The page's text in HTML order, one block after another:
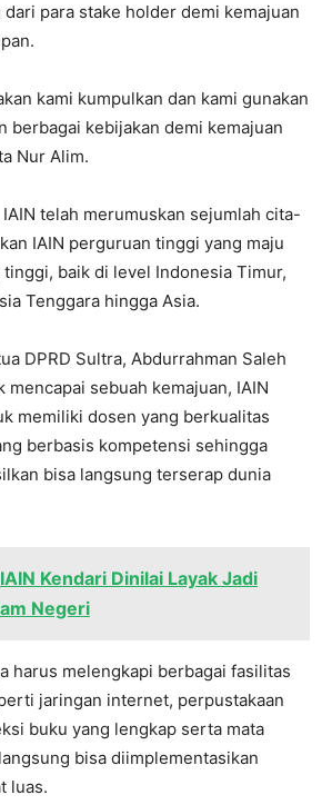
para stake holder demi kemajuan
kami kumpulkan dan kami gunakan
berbagai kebijakan demi kemajuan
Nur Alim.
telah merumuskan sejumlah cita-
IAIN perguruan tinggi yang maju
baik di level Indonesia Timur,
Tenggara hingga Asia.
DPRD Sultra, Abdurrahman Saleh
mencapai sebuah kemajuan, IAIN
memiliki dosen yang berkualitas
berbasis kompetensi sehingga
bisa langsung terserap dunia
IAIN Kendari Dinilai Layak Jadi
Negeri
harus melengkapi berbagai fasilitas
jaringan internet, perpustakaan
buku yang lengkap serta mata
bisa diimplementasikan
luas.